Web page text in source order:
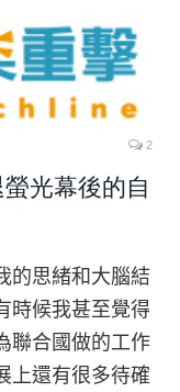
2
光幕後的自
的思緒和大腦結
時候我甚至覺得
聯合國做的工作
上還有很多待確